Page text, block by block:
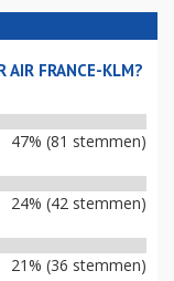
AIR FRANCE-KLM?
47% (81 stemmen)
24% (42 stemmen)
21% (36 stemmen)